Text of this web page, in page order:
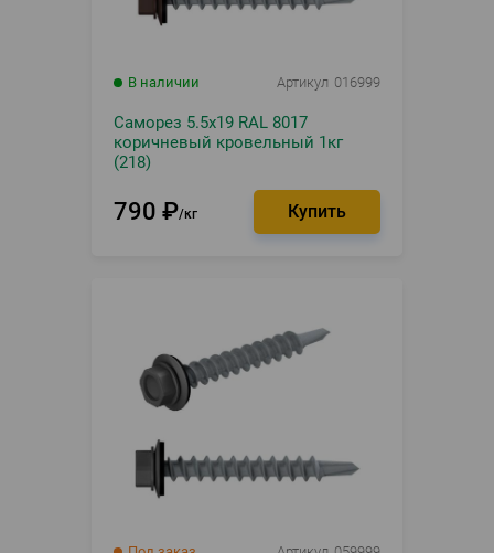
В наличии Артикул 016999
Саморез 5.5х19 RAL 8017
коричневый кровельный 1кг
(218)
790 ₽ кг